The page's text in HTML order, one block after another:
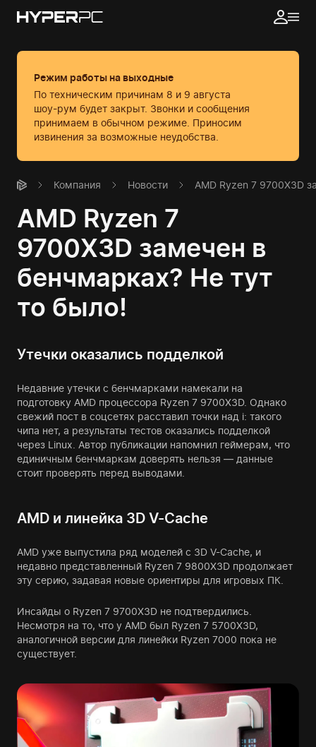
Режим работы на выходные
По техническим причинам 8 и 9 августа
шоу-рум будет закрыт. Звонки и сообщения
принимаем в обычном режиме. Приносим
извинения за возможные неудобства.
Компания Новости AMD Ryzen 7 9700X3D
AMD Ryzen 7
9700X3D замечен в
бенчмарках? Не тут
то было!
Утечки оказались подделкой
Недавние утечки с бенчмарками намекали на
подготовку AMD процессора Ryzen 7 9700X3D. Однако
свежий пост в соцсетях расставил точки над i: такого
чипа нет, а результаты тестов оказались подделкой
через Linux. Автор публикации напомнил геймерам, что
единичным бенчмаркам доверять нельзя — данные
стоит проверять перед выводами.
AMD и линейка 3D V-Cache
AMD уже выпустила ряд моделей с 3D V-Cache, и
недавно представленный Ryzen 7 9800X3D продолжает
эту серию, задавая новые ориентиры для игровых ПК.
Инсайды о Ryzen 7 9700X3D не подтвердились.
Несмотря на то, что у AMD был Ryzen 7 5700X3D,
аналогичной версии для линейки Ryzen 7000 пока не
существует.